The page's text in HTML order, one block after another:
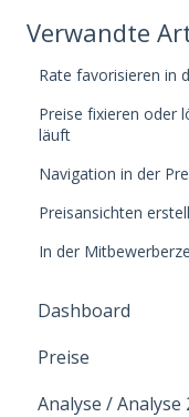
Verwandte
Rate favorisieren in
Preise fixieren oder
läuft
Navigation in der
Preisansichten
In der
Dashboard
Preise
Analyse / Analyse